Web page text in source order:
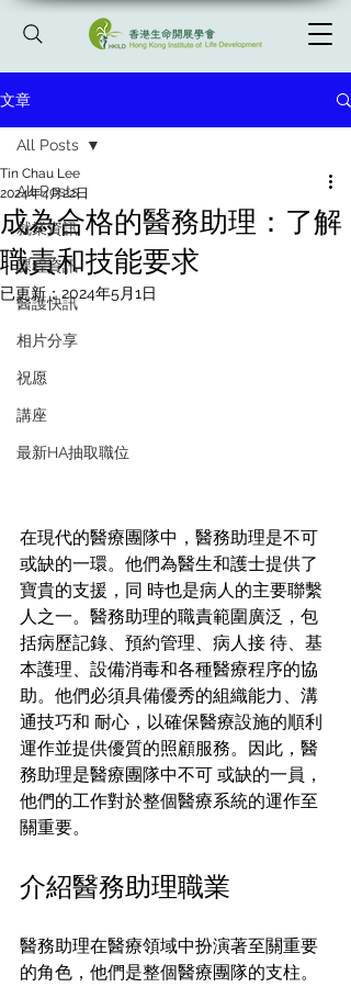
文章
All Posts
就業資訊
課程資訊
醫護快訊
相片分享
祝愿
講座
最新HA抽取職位
All Posts
成為合格的醫務助理：了解
職責和技能要求
Tin Chau Lee
2024年4月22日
已更新： 2024年5月1日
在現代的醫療團隊中，醫務助理是不可
或缺的一環。他們為醫生和護士提供了
寶貴的支援，同 時也是病人的主要聯繫
人之一。醫務助理的職責範圍廣泛，包
括病歷記錄、預約管理、病人接 待、基
本護理、設備消毒和各種醫療程序的協
助。他們必須具備優秀的組織能力、溝
通技巧和 耐心，以確保醫療設施的順利
運作並提供優質的照顧服務。因此，醫
務助理是醫療團隊中不可 或缺的一員，
他們的工作對於整個醫療系統的運作至
關重要。
介紹醫務助理職業
醫務助理在醫療領域中扮演著至關重要
的角色，他們是整個醫療團隊的支柱。